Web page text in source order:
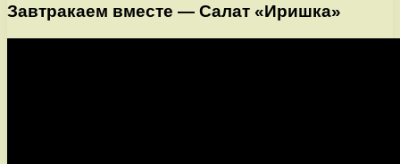
Завтракаем вместе — Салат «Иришка»